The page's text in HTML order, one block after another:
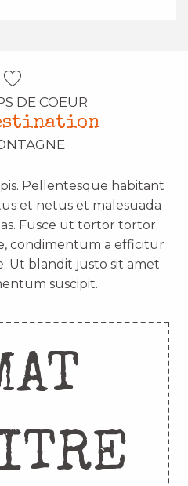
DE COEUR
Pellentesque habitant
et netus et malesuada
Fusce ut tortor tortor.
condimentum a efficitur
Ut blandit justo sit amet
suscipit.